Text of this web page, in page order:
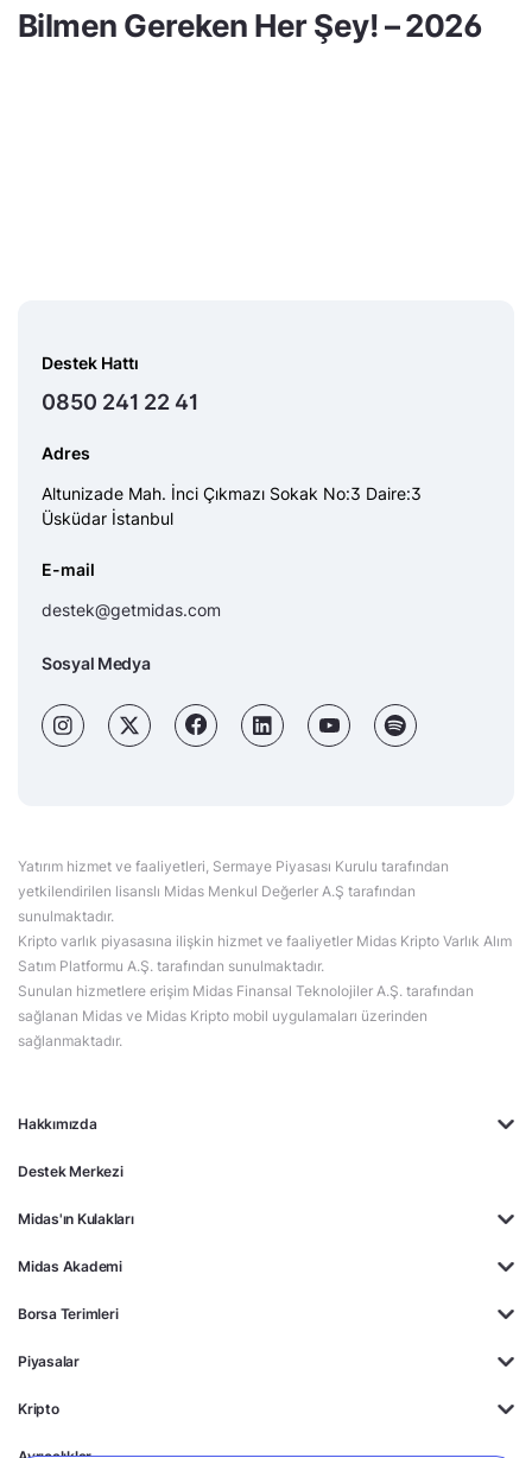
Bilmen Gereken Her Şey! – 2026
Hakkımızda
Destek Merkezi
Midas'ın Kulakları
Midas Akademi
Borsa Terimleri
Piyasalar
Kripto
Destek Hattı
0850 241 22 41
Adres
Altunizade Mah. İnci Çıkmazı Sokak No:3 Daire:3
Üsküdar İstanbul
E-mail
destek@getmidas.com
Sosyal Medya
Yatırım hizmet ve faaliyetleri, Sermaye Piyasası Kurulu tarafından
yetkilendirilen lisanslı Midas Menkul Değerler A.Ş tarafından
sunulmaktadır.
Kripto varlık piyasasına ilişkin hizmet ve faaliyetler Midas Kripto Varlık Alım
Satım Platformu A.Ş. tarafından sunulmaktadır.
Sunulan hizmetlere erişim Midas Finansal Teknolojiler A.Ş. tarafından
sağlanan Midas ve Midas Kripto mobil uygulamaları üzerinden
sağlanmaktadır.